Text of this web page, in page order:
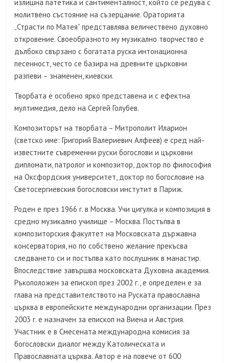
излишна патетика и сантименталност, който се редува с
молитвено състояние на съзерцание. Ораторията
„Страсти по Матея” представлява величествено духовно
откровение. Своеобразното му музикално творчество е
дълбоко свързано с богатата руска интонационна
песенност, често се базира на древните църковни
разпеви – знаменен, киевски.
Творбата е особено ярко представена и с ефектна
мултимедия, дело на Сергей Голубев.
Композиторът на творбата – Митрополит Иларион
(светско име: Григорий Валериевич Алфеев) е сред най-
известните съвременни руски богослови и църковни
дипломати, патролог и композитор, доктор по философия
на Оксфордския университет, доктор по богословие на
Светосергиевския богословски инстутит в Париж.
Роден е през 1966 г. в Москва. Учи цигулка и композиция в
средно музикално училище – Москва. Постъпва в
композиторския факултет на Московската държавна
консерватория, но по собствено желание прекъсва
следването си и постъпва като послушник в манастир.
Впоследствие завършва московската Духовна академия.
Ръкоположен за епископ през 2002 г., е определен е за
глава на представителството на Руската православна
църква в европейските международни организации. През
2003 г. е назначен за епископ на Виена и Австрия.
Участник е в Смесената международна комисия за
богословски диалог между Католическата и
Православната църква. Автор е на повече от 600